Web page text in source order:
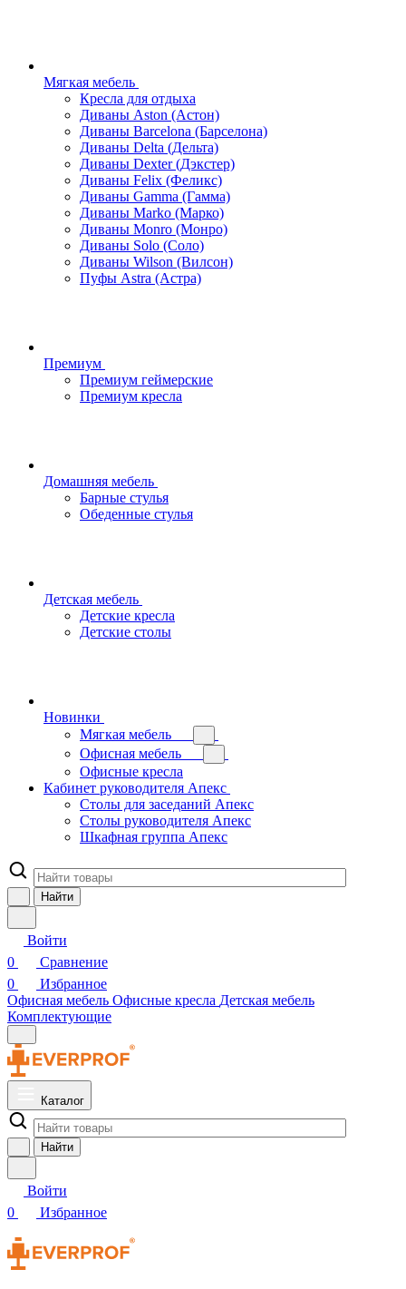
Мягкая мебель
Кресла для отдыха
Диваны Aston (Астон)
Диваны Barcelona (Барселона)
Диваны Delta (Дельта)
Диваны Dexter (Дэкстер)
Диваны Felix (Феликс)
Диваны Gamma (Гамма)
Диваны Marko (Марко)
Диваны Monro (Монро)
Диваны Solo (Соло)
Диваны Wilson (Вилсон)
Пуфы Astra (Астра)
Премиум
Премиум геймерские
Премиум кресла
Домашняя мебель
Барные стулья
Обеденные стулья
Детская мебель
Детские кресла
Детские столы
Новинки
Мягкая мебель
Офисная мебель
Офисные кресла
Кабинет руководителя Апекс
Столы для заседаний Апекс
Столы руководителя Апекс
Шкафная группа Апекс
Найти
Войти
0
Сравнение
0
Избранное
Офисная мебель Офисные кресла Детская мебель
Комплектующие
Каталог
Найти
Войти
0
Избранное